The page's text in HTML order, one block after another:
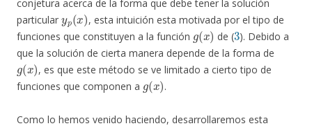
conjetura acerca de la forma que debe tener la solución
particular
yp(x)
, esta intuición esta motivada por el tipo de
funciones que constituyen a la función
g(x)
de (
3
). Debido a
que la solución de cierta manera depende de la forma de
g(x)
, es que este método se ve limitado a cierto tipo de
funciones que componen a
g (x)
.
Como lo hemos venido haciendo, desarrollaremos esta